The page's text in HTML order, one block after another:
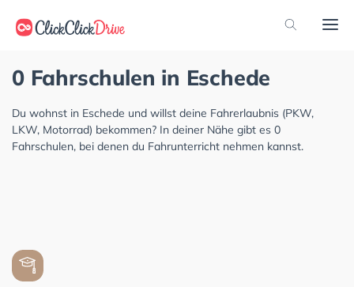
0 Fahrschulen in Eschede
Du wohnst in Eschede und willst deine Fahrerlaubnis (PKW,
LKW, Motorrad) bekommen? In deiner Nähe gibt es 0
Fahrschulen, bei denen du Fahrunterricht nehmen kannst.